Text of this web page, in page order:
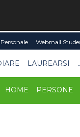
Webmail
LAUREARSI
HOME PERSONE